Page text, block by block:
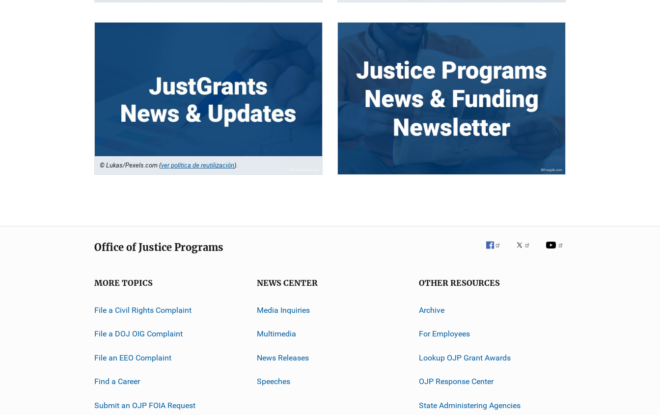
© Lukas/Pexels.com (ver política de reutilización).
Office of Justice Programs
MORE TOPICS
File a Civil Rights Complaint
File a DOJ OIG Complaint
File an EEO Complaint
Find a Career
Submit an OJP FOIA Request
NEWS CENTER
Media Inquiries
Multimedia
News Releases
Speeches
OTHER RESOURCES
Archive
For Employees
Lookup OJP Grant Awards
OJP Response Center
State Administering Agencies